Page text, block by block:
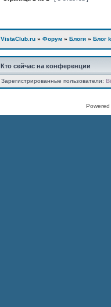
VistaClub.ru » Форум » Блоги » Блог
Кто сейчас на конференции
Зарегистрированные пользователи: